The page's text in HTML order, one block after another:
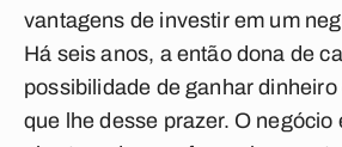
vantagens de investir em um
Há seis anos, a então dona de
possibilidade de ganhar
que lhe desse prazer. O negócio